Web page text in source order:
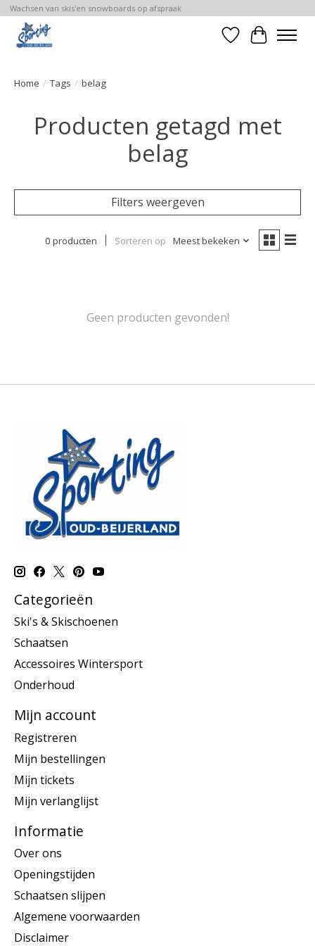
Wachsen van skis'en snowboards op afspraak
Verlanglijst
Home / Tags / belag
Producten getagd met
belag
Filters weergeven
0 producten Sorteren op Meest bekeken
Geen producten gevonden!
Categorieën
Ski's & Skischoenen
Schaatsen
Accessoires Wintersport
Onderhoud
Mijn account
Registreren
Mijn bestellingen
Mijn tickets
Mijn verlanglijst
Informatie
Over ons
Openingstijden
Schaatsen slijpen
Algemene voorwaarden
Disclaimer